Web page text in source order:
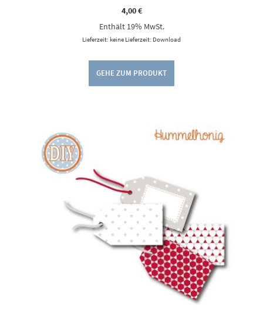
4,00€
Enthält 19% MwSt.
Lieferzeit: keine Lieferzeit: Download
GEHE ZUM PRODUKT